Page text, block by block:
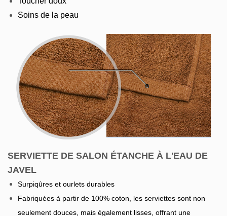
Soins de la peau
SERVIETTE DE SALON ÉTANCHE À L'EAU DE
JAVEL
Surpiqûres et ourlets durables
Fabriquées à partir de 100% coton, les serviettes sont non
seulement douces, mais également lisses, offrant une